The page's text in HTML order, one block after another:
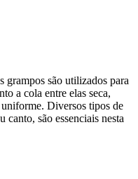
grampos são utilizados para
a cola entre elas seca,
Diversos tipos de
canto, são essenciais nesta